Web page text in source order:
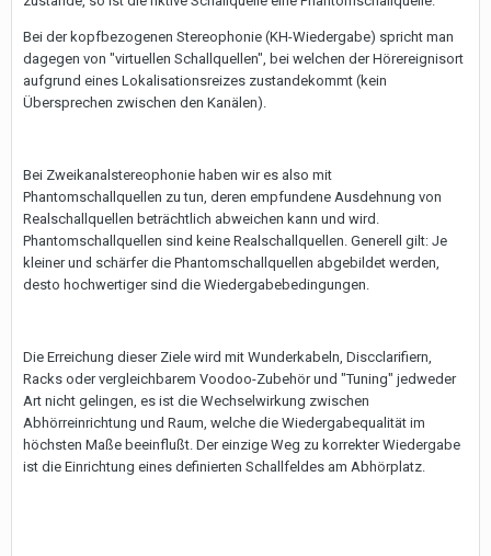
Bei der kopfbezogenen Stereophonie (KH-Wiedergabe) spricht man
dagegen von "virtuellen Schallquellen", bei welchen der Hörereignisort
aufgrund eines Lokalisationsreizes zustandekommt (kein
Übersprechen zwischen den Kanälen).
Bei Zweikanalstereophonie haben wir es also mit
Phantomschallquellen zu tun, deren empfundene Ausdehnung von
Realschallquellen beträchtlich abweichen kann und wird.
Phantomschallquellen sind keine Realschallquellen. Generell gilt: Je
kleiner und schärfer die Phantomschallquellen abgebildet werden,
desto hochwertiger sind die Wiedergabebedingungen.
Die Erreichung dieser Ziele wird mit Wunderkabeln, Discclarifiern,
Racks oder vergleichbarem Voodoo-Zubehör und "Tuning" jedweder
Art nicht gelingen, es ist die Wechselwirkung zwischen
Abhörreinrichtung und Raum, welche die Wiedergabequalität im
höchsten Maße beeinflußt. Der einzige Weg zu korrekter Wiedergabe
ist die Einrichtung eines definierten Schallfeldes am Abhörplatz.